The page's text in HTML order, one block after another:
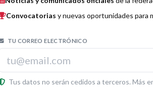
KIM
por categorías
Convocatorias y nuevas oportunidades para
TU CORREO ELECTRÓNICO
Tus datos no serán cedidos a terceros. Más